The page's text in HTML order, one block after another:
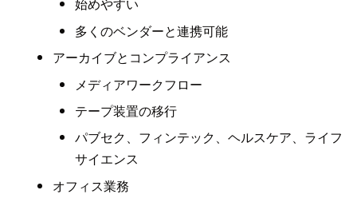
始めやすい
多くのベンダーと連携可能
アーカイブとコンプライアンス
メディアワークフロー
テープ装置の移行
パブセク、フィンテック、ヘルスケア、ライフ
サイエンス
オフィス業務